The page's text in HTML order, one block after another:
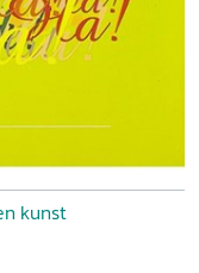
kunst